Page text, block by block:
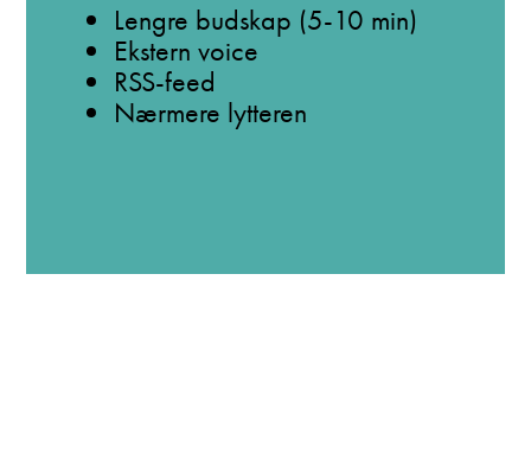
Lengre budskap (5-10 min)
Ekstern voice
RSS-feed
Nærmere lytteren